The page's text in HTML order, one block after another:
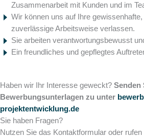
Zusammenarbeit mit Kunden und im
Wir können uns auf Ihre
zuverlässige Arbeitsweise verlassen.
Sie arbeiten verantwortungsbewusst
Ein freundliches und gepflegtes
Haben wir Ihr Interesse geweckt? Senden
Bewerbungsunterlagen zu unter
projektentwicklung.de
Sie haben Fragen?
Nutzen Sie das Kontaktformular oder